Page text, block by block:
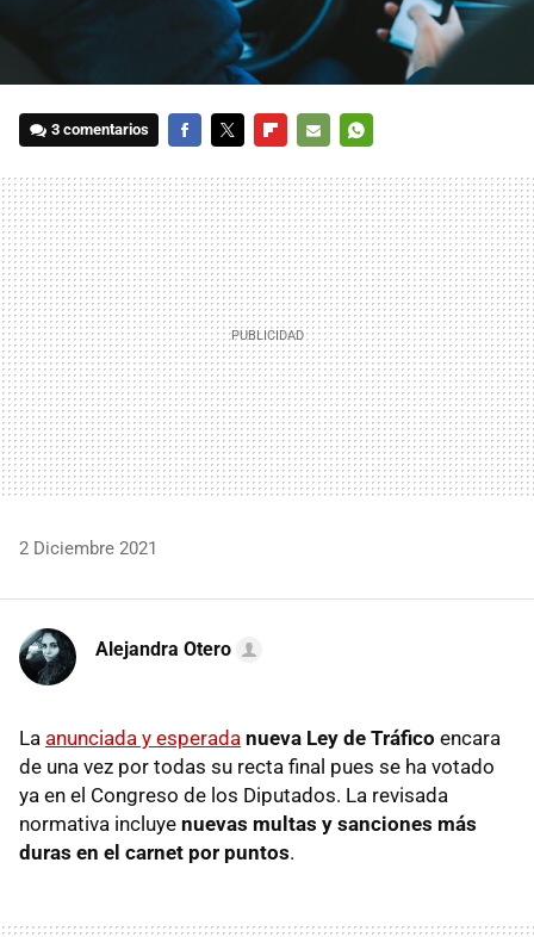
3 comentarios
MAIL
2 Diciembre 2021
Alejandra Otero
La anunciada y esperada nueva Ley de Tráfico encara
de una vez por todas su recta final pues se ha votado
ya en el Congreso de los Diputados. La revisada
normativa incluye nuevas multas y sanciones más
duras en el carnet por puntos.